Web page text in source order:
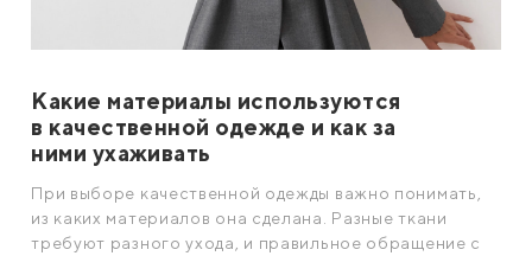
Какие материалы используются
в качественной одежде и как за
ними ухаживать
При выборе качественной одежды важно понимать,
из каких материалов она сделана. Разные ткани
требуют разного ухода, и правильное обращение с